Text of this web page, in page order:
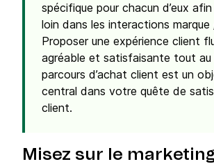
spécifique pour chacun d’eux afin
loin dans les interactions
Proposer une expérience client
agréable et satisfaisante tout au
parcours d’achat client est un
central dans votre quête de
client.
Misez sur le